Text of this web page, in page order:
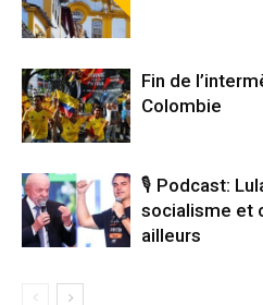
Fin de
Colombie
🎙️ Podcast:
socialisme et
ailleurs